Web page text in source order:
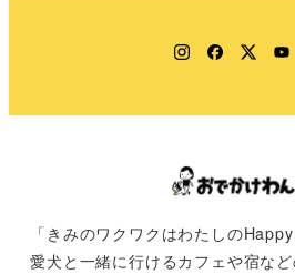
Instagram
Facebook
「きみのワクワクはわたしのHappy
愛犬と一緒に行けるカフェや宿な